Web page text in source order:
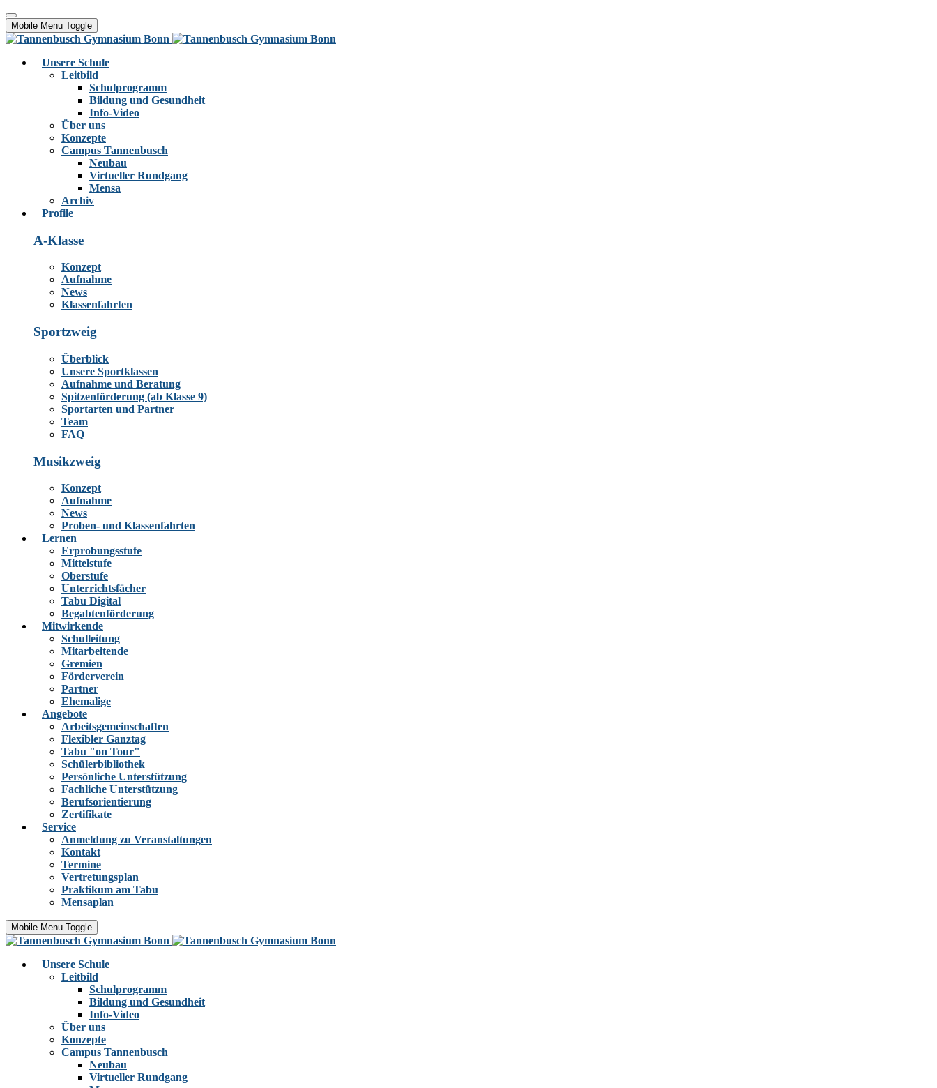
Mobile Menu Toggle
Unsere Schule
Leitbild
Schulprogramm
Bildung und Gesundheit
Info-Video
Über uns
Konzepte
Campus Tannenbusch
Neubau
Virtueller Rundgang
Mensa
Archiv
Profile
A-Klasse
Konzept
Aufnahme
News
Klassenfahrten
Sportzweig
Überblick
Unsere Sportklassen
Aufnahme und Beratung
Spitzenförderung (ab Klasse 9)
Sportarten und Partner
Team
FAQ
Musikzweig
Konzept
Aufnahme
News
Proben- und Klassenfahrten
Lernen
Erprobungsstufe
Mittelstufe
Oberstufe
Unterrichtsfächer
Tabu Digital
Begabtenförderung
Mitwirkende
Schulleitung
Mitarbeitende
Gremien
Förderverein
Partner
Ehemalige
Angebote
Arbeitsgemeinschaften
Flexibler Ganztag
Tabu "on Tour"
Schülerbibliothek
Persönliche Unterstützung
Fachliche Unterstützung
Berufsorientierung
Zertifikate
Service
Anmeldung zu Veranstaltungen
Kontakt
Termine
Vertretungsplan
Praktikum am Tabu
Mensaplan
Mobile Menu Toggle
Unsere Schule
Leitbild
Schulprogramm
Bildung und Gesundheit
Info-Video
Über uns
Konzepte
Campus Tannenbusch
Neubau
Virtueller Rundgang